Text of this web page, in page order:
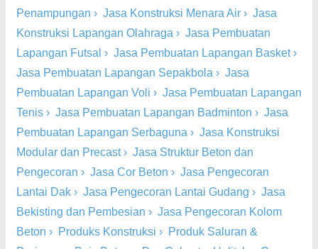
Penampungan › Jasa Konstruksi Menara Air › Jasa
Konstruksi Lapangan Olahraga › Jasa Pembuatan
Lapangan Futsal › Jasa Pembuatan Lapangan Basket›
Jasa Pembuatan Lapangan Sepakbola › Jasa
Pembuatan Lapangan Voli › Jasa Pembuatan Lapangan
Tenis › Jasa Pembuatan Lapangan Badminton › Jasa
Pembuatan Lapangan Serbaguna › Jasa Konstruksi
Modular dan Precast› Jasa Struktur Beton dan
Pengecoran › Jasa Cor Beton › Jasa Pengecoran
Lantai Dak › Jasa Pengecoran Lantai Gudang › Jasa
Bekisting dan Pembesian › Jasa Pengecoran Kolom
Beton › Produks Konstruksi › Produk Saluran &